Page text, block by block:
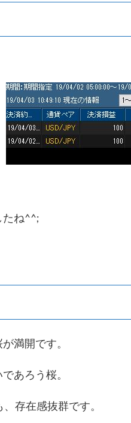
たね^^;
満開です。
あろう桜。
存在感抜群です。